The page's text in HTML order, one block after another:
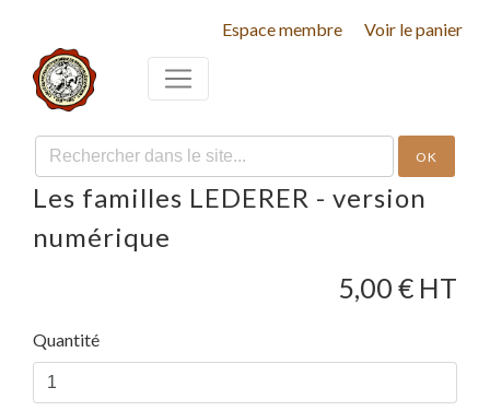
Espace membre Voir le panier
OK
Les familles LEDERER - version
numérique
5,00 € HT
Quantité